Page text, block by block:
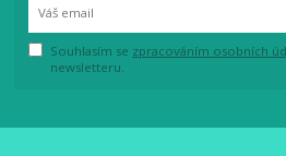
Souhlasím se zpracováním osobních
newsletteru.